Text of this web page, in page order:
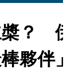
？　
夥伴